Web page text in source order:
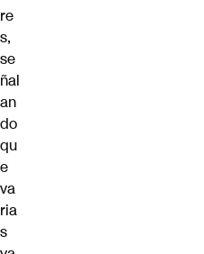
re
s,
se
ñal
an
do
qu
e
va
ria
s